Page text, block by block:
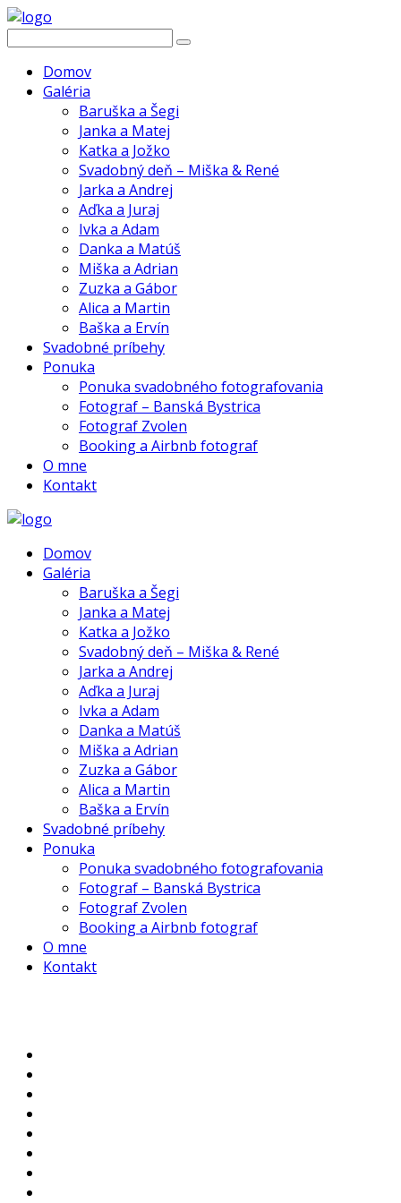
Domov
Galéria
Baruška a Šegi
Janka a Matej
Katka a Jožko
Svadobný deň – Miška & René
Jarka a Andrej
Aďka a Juraj
Ivka a Adam
Danka a Matúš
Miška a Adrian
Zuzka a Gábor
Alica a Martin
Baška a Ervín
Svadobné príbehy
Ponuka
Ponuka svadobného fotografovania
Fotograf – Banská Bystrica
Fotograf Zvolen
Booking a Airbnb fotograf
O mne
Kontakt
Domov
Galéria
Baruška a Šegi
Janka a Matej
Katka a Jožko
Svadobný deň – Miška & René
Jarka a Andrej
Aďka a Juraj
Ivka a Adam
Danka a Matúš
Miška a Adrian
Zuzka a Gábor
Alica a Martin
Baška a Ervín
Svadobné príbehy
Ponuka
Ponuka svadobného fotografovania
Fotograf – Banská Bystrica
Fotograf Zvolen
Booking a Airbnb fotograf
O mne
Kontakt